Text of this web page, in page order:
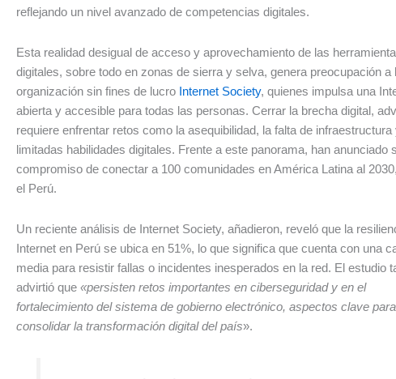
reflejando un nivel avanzado de competencias digitales.
Esta realidad desigual de acceso y aprovechamiento de las
digitales, sobre todo en zonas de sierra y selva, genera preocupación a
organización sin fines de lucro Internet Society, quienes impulsa una
abierta y accesible para todas las personas. Cerrar la brecha digital,
requiere enfrentar retos como la asequibilidad, la falta de infraestructura
limitadas habilidades digitales. Frente a este panorama, han anunciado
compromiso de conectar a 100 comunidades en América Latina al
el Perú.
Un reciente análisis de Internet Society, añadieron, reveló que la
Internet en Perú se ubica en 51%, lo que significa que cuenta con una
media para resistir fallas o incidentes inesperados en la red. El estudio
advirtió que «persisten retos importantes en ciberseguridad y en el
fortalecimiento del sistema de gobierno electrónico, aspectos clave para
consolidar la transformación digital del país».